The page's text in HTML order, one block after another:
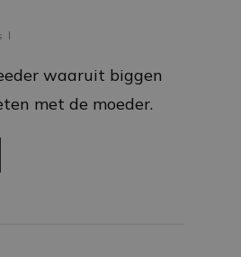
waaruit biggen
met de moeder.